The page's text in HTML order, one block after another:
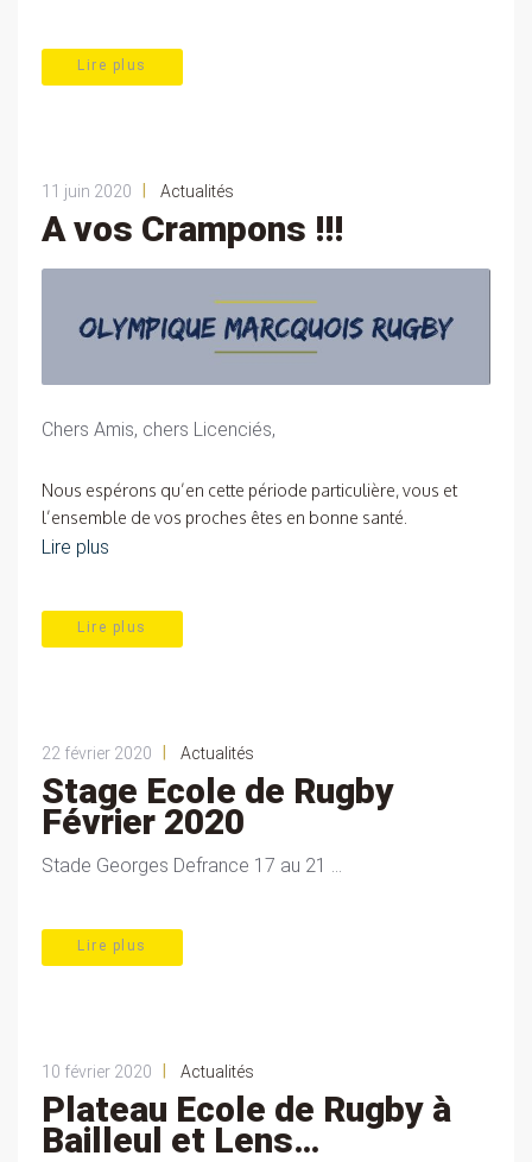
Lire plus
11 juin 2020 Actualités
A vos Crampons !!!
Chers Amis, chers Licenciés,
Nous espérons qu’en cette période particulière, vous et
l’ensemble de vos proches êtes en bonne santé.
Lire plus
Lire plus
22 février 2020 Actualités
Stage Ecole de Rugby
Février 2020
Stade Georges Defrance 17 au 21 ...
Lire plus
10 février 2020 Actualités
Plateau Ecole de Rugby à
Bailleul et Lens…